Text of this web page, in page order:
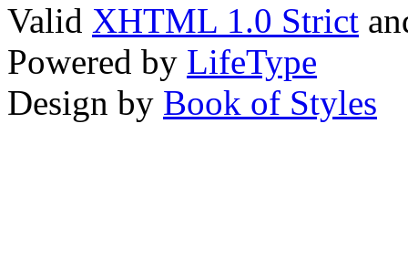
Valid XHTML 1.0 Strict
Powered by LifeType
Design by Book of Styles